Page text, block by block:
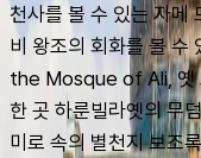
천사를 볼 수 있는 자
비 왕조의 회화를 볼
the Mosque of Ali, 옛
한 곳 하룬빌라옛의
미로 속의 별천지 보조